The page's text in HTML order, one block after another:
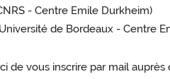
- Centre Emile Durkheim)
de Bordeaux - Centre
de vous inscrire par mail